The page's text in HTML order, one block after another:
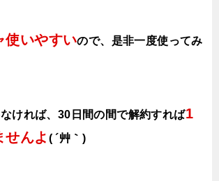
使いやすいので、 是非一度使ってみ
ければ、30日間の間で解約すれば1
せんよ ( ´艸｀)